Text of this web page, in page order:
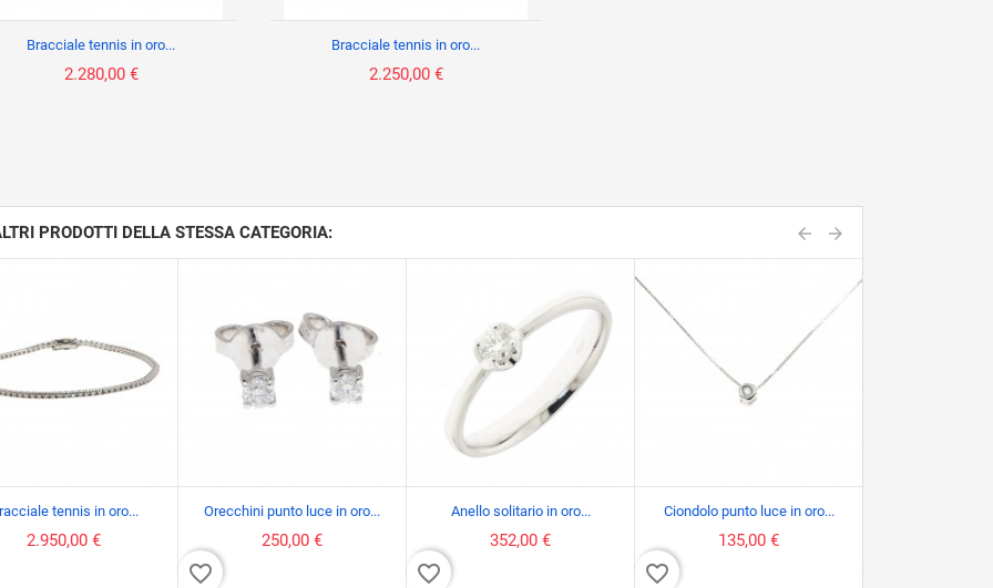
Bracciale tennis in oro...
2.280,00 €
Bracciale tennis in oro...
2.250,00 €
PRODOTTI DELLA STESSA CATEGORIA:
tennis in oro...
2.950,00 €
Orecchini punto luce in oro...
250,00 €
favorite_border
Anello solitario in oro...
352,00 €
favorite_border
Ciondolo punto luce in oro...
135,00 €
favorite_border